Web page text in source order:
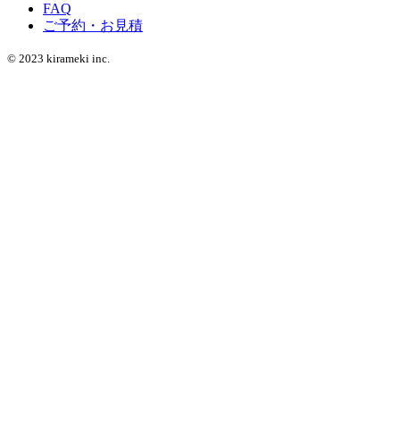
FAQ
ご予約・お見積
© 2023 kirameki inc.